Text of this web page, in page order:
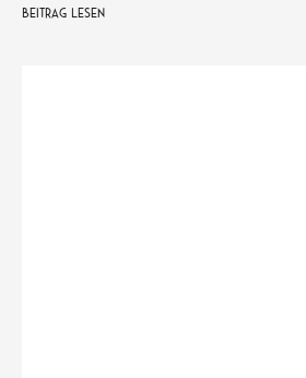
BEITRAG LESEN